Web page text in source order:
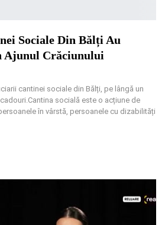
Sociale Din Bălți Au
Crăciunului
cantinei sociale din Bălți, pe lângă un
socială este o acțiune de
în vârstă, persoanele cu dizabilități